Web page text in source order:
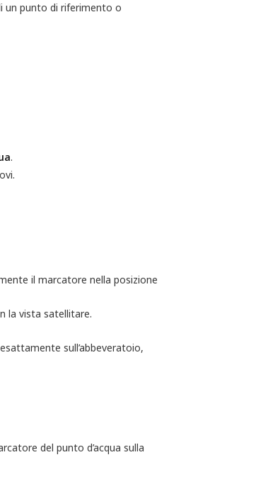
un punto di riferimento o
.
il marcatore nella posizione
la vista satellitare.
sull’abbeveratoio,
del punto d’acqua sulla